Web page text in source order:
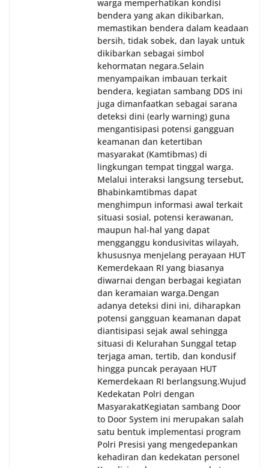
warga memperhatikan kondisi
bendera yang akan dikibarkan,
memastikan bendera dalam keadaan
bersih, tidak sobek, dan layak untuk
dikibarkan sebagai simbol
kehormatan negara.‎‎‎Selain
menyampaikan imbauan terkait
bendera, kegiatan sambang DDS ini
juga dimanfaatkan sebagai sarana
deteksi dini (early warning) guna
mengantisipasi potensi gangguan
keamanan dan ketertiban
masyarakat (Kamtibmas) di
lingkungan tempat tinggal warga.
Melalui interaksi langsung tersebut,
Bhabinkamtibmas dapat
menghimpun informasi awal terkait
situasi sosial, potensi kerawanan,
maupun hal-hal yang dapat
mengganggu kondusivitas wilayah,
khususnya menjelang perayaan HUT
Kemerdekaan RI yang biasanya
diwarnai dengan berbagai kegiatan
dan keramaian warga.‎‎Dengan
adanya deteksi dini ini, diharapkan
potensi gangguan keamanan dapat
diantisipasi sejak awal sehingga
situasi di Kelurahan Sunggal tetap
terjaga aman, tertib, dan kondusif
hingga puncak perayaan HUT
Kemerdekaan RI berlangsung.‎‎Wujud
Kedekatan Polri dengan
Masyarakat‎Kegiatan sambang Door
to Door System ini merupakan salah
satu bentuk implementasi program
Polri Presisi yang mengedepankan
kehadiran dan kedekatan personel